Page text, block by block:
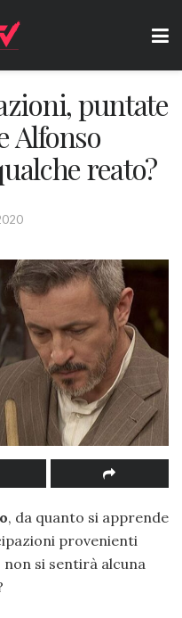
puntate
Alfonso
reato?
, da quanto si apprende
provenienti
non si sentirà alcuna